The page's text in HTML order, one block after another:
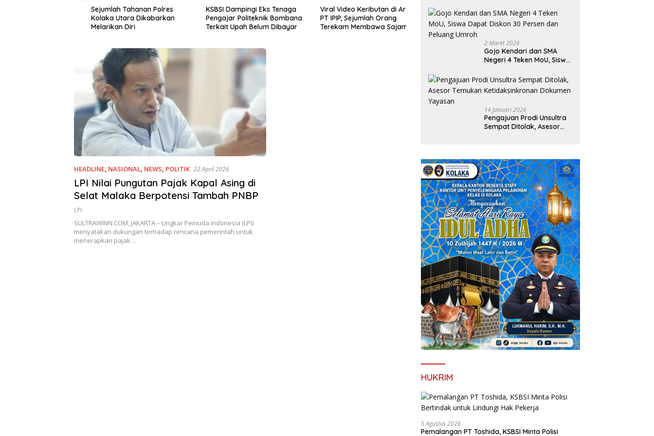
Sejumlah Tahanan Polres
Kolaka Utara Dikabarkan
Melarikan Diri
KSBSI Dampingi Eks Tenaga
Pengajar Politeknik Bombana
Terkait Upah Belum Dibayar
Viral Video Keributan di Area
PT IPIP, Sejumlah Orang
Terekam Membawa Sajam
AMAN Sultra Minta Polda Sultra
Telusuri Dugaan Keterlibatan
Kapolres Bombana pada
Aktivitas Tambang Batu di
KUPP Molawe dan BPS Konawe
Utara Perkuat Kolaborasi
Melalui Sensus Ekonomi 2026
HEADLINE, NASIONAL, NEWS, POLITIK 22 April 2026
LPI Nilai Pungutan Pajak Kapal Asing di
Selat Malaka Berpotensi Tambah PNBP
LPI
SULTRAWINN.COM, JAKARTA – Lingkar Pemuda Indonesia (LPI)
menyatakan dukungan terhadap rencana pemerintah untuk
menerapkan pajak…
Digital di Sekolah
2 Maret 2026
Gojo Kendari dan SMA
Negeri 4 Teken MoU, Siswa
dan Peluang Umroh
14 Januari 2026
Pengajuan Prodi Unsultra
Sempat Ditolak, Asesor
HUKRIM
5 Agustus 2026
Pemalangan PT Toshida, KSBSI Minta Polisi